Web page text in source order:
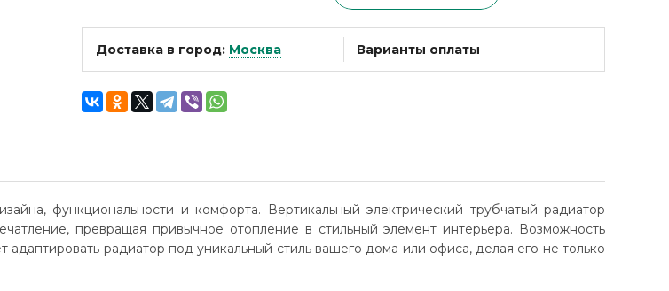
Доставка в город: Москва Варианты оплаты
функциональности и комфорта. Вертикальный электрический трубчатый радиатор
превращая привычное отопление в стильный элемент интерьера. Возможность
радиатор под уникальный стиль вашего дома или офиса, делая его не только